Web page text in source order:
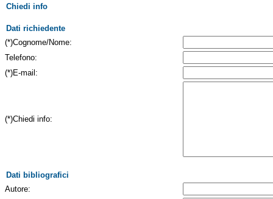
Chiedi info
Dati richiedente
(*)Cognome/Nome:
Telefono:
(*)E-mail:
(*)Chiedi info:
Dati bibliografici
Autore: